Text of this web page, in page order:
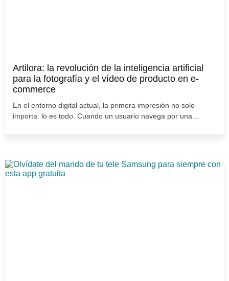
Artilora: la revolución de la inteligencia artificial
para la fotografía y el vídeo de producto en e-
commerce
En el entorno digital actual, la primera impresión no solo
importa: lo es todo. Cuando un usuario navega por una...